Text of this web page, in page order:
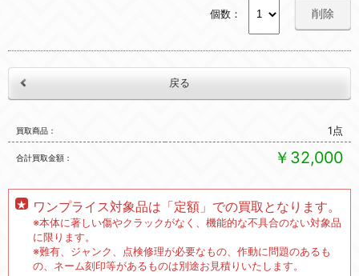
個数： 削除
買取商品 1点
合計買取金額 ￥32,000
ワンプライス対象品は「定額」での買取となります。
※本体に著しい傷やクラックがなく、機能的な不具合のない対象品
に限ります。
※難有、ジャンク、点検修理が必要なもの、作動に問題のあるも
の、ネーム刻印等があるものは別途お見積りいたします。